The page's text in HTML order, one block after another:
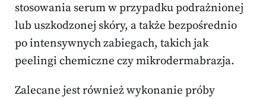
stosowania serum w przypadku podrażnionej
lub uszkodzonej skóry, a także bezpośrednio
po intensywnych zabiegach, takich jak
peelingi chemiczne czy mikrodermabrazja.
Zalecane jest również wykonanie próby